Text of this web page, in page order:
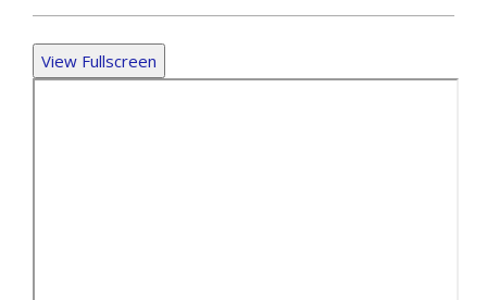
View Fullscreen